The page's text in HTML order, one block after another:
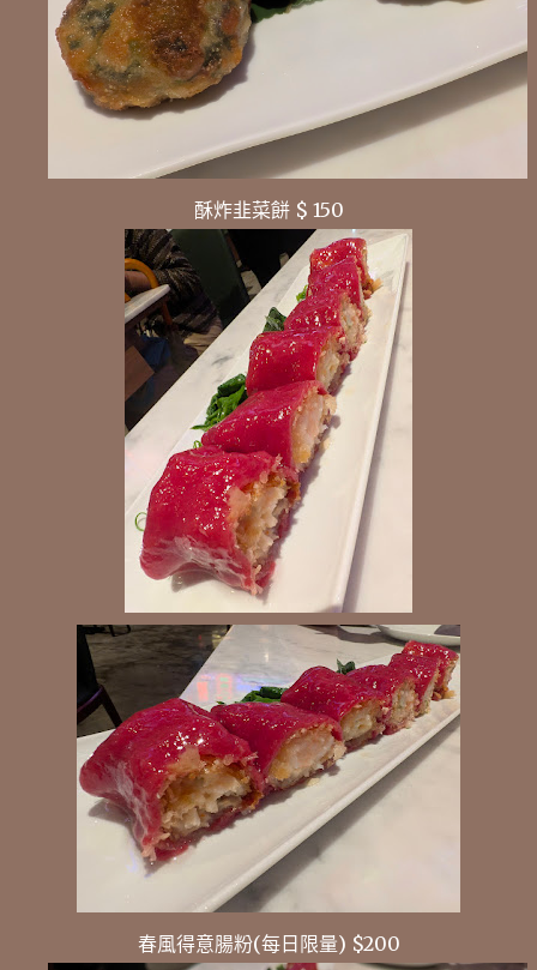
酥炸韭菜餅 $ 150
春風得意腸粉(每日限量) $200